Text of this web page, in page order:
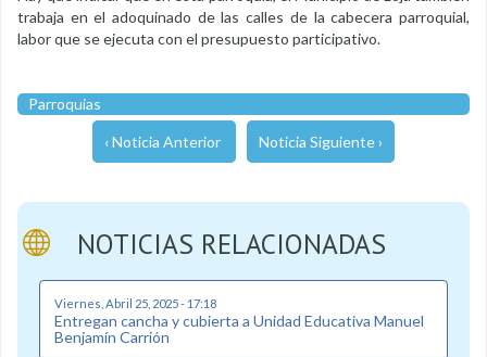
trabaja en el adoquinado de las calles de la cabecera parroquial,
labor que se ejecuta con el presupuesto participativo.
Parroquias
‹ Noticia Anterior Noticia Siguiente ›
NOTICIAS RELACIONADAS
Viernes, Abril 25, 2025 - 17:18
Entregan cancha y cubierta a Unidad Educativa Manuel
Benjamín Carrión